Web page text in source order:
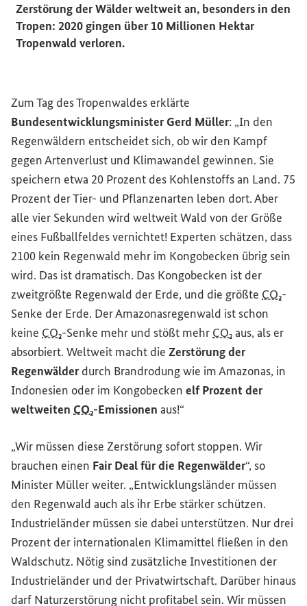
Zerstörung der Wälder weltweit an, besonders in den
Tropen: 2020 gingen über 10 Millionen Hektar
Tropenwald verloren.
Zum Tag des Tropenwaldes erklärte
Bundesentwicklungsminister Gerd Müller: „In den
Regenwäldern entscheidet sich, ob wir den Kampf
gegen Artenverlust und Klimawandel gewinnen. Sie
speichern etwa 20 Prozent des Kohlenstoffs an Land. 75
Prozent der Tier- und Pflanzenarten leben dort. Aber
alle vier Sekunden wird weltweit Wald von der Größe
eines Fußballfeldes vernichtet! Experten schätzen, dass
2100 kein Regenwald mehr im Kongobecken übrig sein
wird. Das ist dramatisch. Das Kongobecken ist der
zweitgrößte Regenwald der Erde, und die größte CO₂-
Senke der Erde. Der Amazonasregenwald ist schon
keine CO₂-Senke mehr und stößt mehr CO₂aus, als er
absorbiert. Weltweit macht die Zerstörung der
Regenwälderdurch Brandrodung wie im Amazonas, in
Indonesien oder im Kongobecken elf Prozent der
weltweiten CO₂-Emissionen aus!“
„Wir müssen diese Zerstörung sofort stoppen. Wir
brauchen einen FairDealfür die Regenwälder“, so
Minister Müller weiter. „Entwicklungsländer müssen
den Regenwald auch als ihr Erbe stärker schützen.
Industrieländer müssen sie dabei unterstützen. Nur drei
Prozent der internationalen Klimamittel fließen in den
Waldschutz. Nötig sind zusätzliche Investitionen der
Industrieländer und der Privatwirtschaft. Darüber hinaus
darf Naturzerstörung nicht profitabel sein. Wir müssen